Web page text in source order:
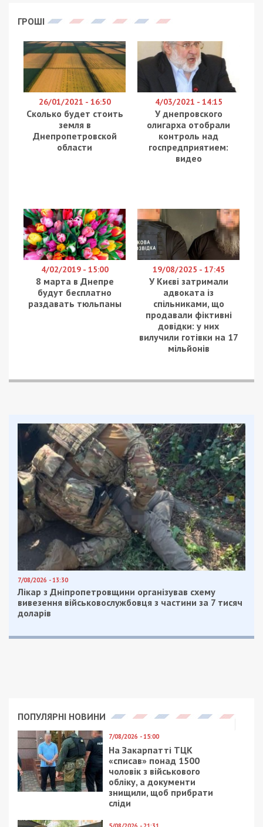
рассказывает об историях украинцев, чьи судьбы
военный конфликт на востоке страны.
Информационное пространство сегодня
заполнено тревожными сообщениями об угрозе
полномасштабной агрессии России против
Украины. Между тем, война в нашей стране идет
уже восьмой год. За это время, как бы страшно
это ни звучало, она стала «привычной», перейдя
в фоновый режим. Но цифры, которые за ней
детей, погибли и около 30 тысяч были ранены.
Полтора миллиона человек, из них 580 000
детей, вынуждены были оставить свои дома,
имущество и перебраться в другие регионы.
Родные города покинули и известные
футбольные клубы
донецкий «Шахтер» и
луганская «Заря». Спортсмены с
неподконтрольных территорий лишились
возможности участвовать в международных
Для большинства эти, пусть и страшные, цифры
― всего лишь статистика. Но за каждой из них
― поломанные судьбы и трагические истории,
которые остаются за кадром.
Центр стратегических коммуникаций и
информационной безопасности собрал десятки
таких историй и объединил их впроекте
«Воспоминания»
Он представляет собой серию видеороликов,
рассказывающих истории украинцев, чья жизнь в
агрессии на Донбассе и в Крыму. О потерянных